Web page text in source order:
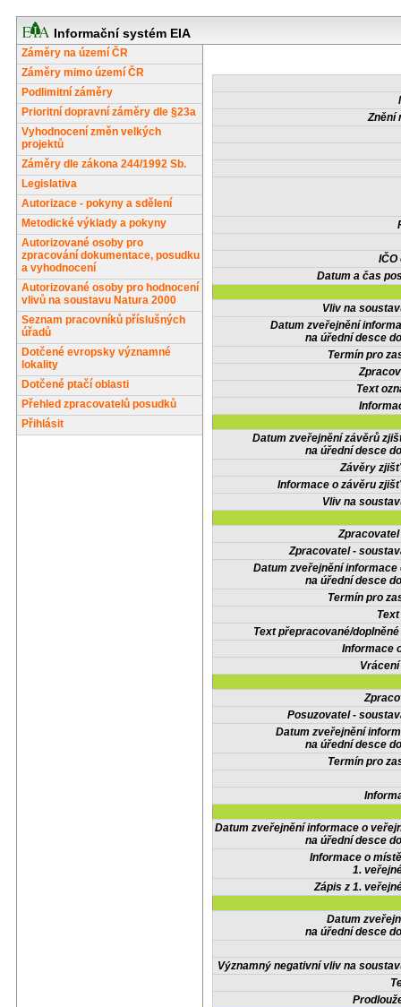
Informační systém EIA
Záměry na území ČR
Záměry mimo území ČR
Podlimitní záměry
Prioritní dopravní záměry dle §23a
Vyhodnocení změn velkých
projektů
Záměry dle zákona 244/1992 Sb.
Legislativa
Autorizace - pokyny a sdělení
Metodické výklady a pokyny
Autorizované osoby pro
zpracování dokumentace, posudku
a vyhodnocení
Autorizované osoby pro hodnocení
vlivů na soustavu Natura 2000
Seznam pracovníků příslušných
úřadů
Dotčené evropsky významné
lokality
Dotčené ptačí oblasti
Přehled zpracovatelů posudků
Přihlásit
Znění
IČO
Datum a čas
Vliv na
Datum zveřejnění
na úřední desce
Termín pro
Text
Datum zveřejnění závěrů
na úřední desce
Závěry
Informace o závěru
Vliv na
Zpracovatel -
Datum zveřejnění informace
na úřední desce
Termín pro
Text přepracované/
Informace
Posuzovatel -
Datum zveřejnění
na úřední desce
Termín pro
Datum zveřejnění informace o
na úřední desce
Informace o
1.
Zápis z 1.
Datum
na úřední desce
Významný negativní vliv na